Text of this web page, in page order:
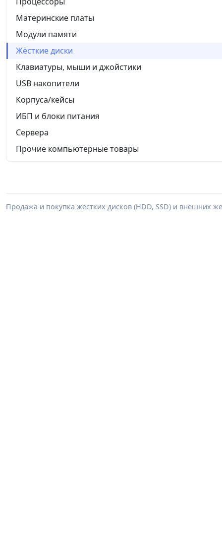
Материнские платы
Модули памяти
Жёсткие диски
Клавиатуры, мыши и джойстики
USB накопители
Корпуса/кейсы
ИБП и блоки питания
Сервера
Прочие компьютерные товары
Продажа и покупка жестких дисков (HDD, SSD) и внешних